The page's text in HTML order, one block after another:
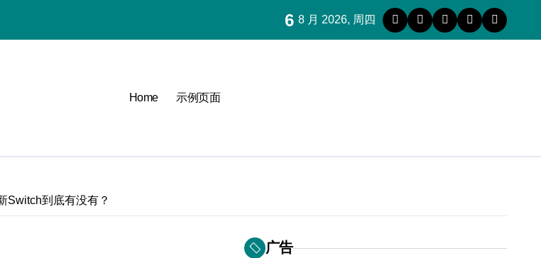
6 8 月 2026, 周四
Home 示例页面
Switch到底有没有？
广告